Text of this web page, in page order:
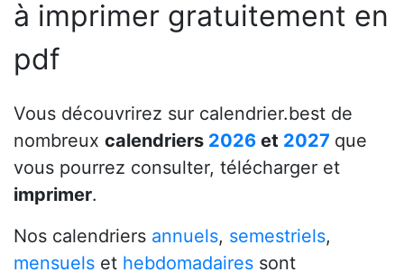
à imprimer gratuitement en
pdf
Vous découvrirez sur calendrier.best de
nombreux calendriers 2026 et 2027 que
vous pourrez consulter, télécharger et
imprimer.
Nos calendriers annuels, semestriels,
mensuels et hebdomadaires sont